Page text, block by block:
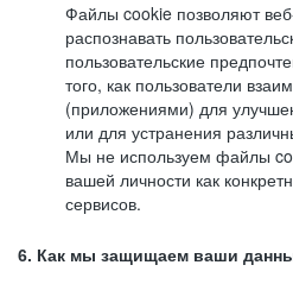
Файлы cookie позволяют
распознавать
пользовательские
того, как пользователи
(приложениями) для
или для устранения
Мы не используем файлы
вашей личности как
сервисов.
6. Как мы защищаем ваши